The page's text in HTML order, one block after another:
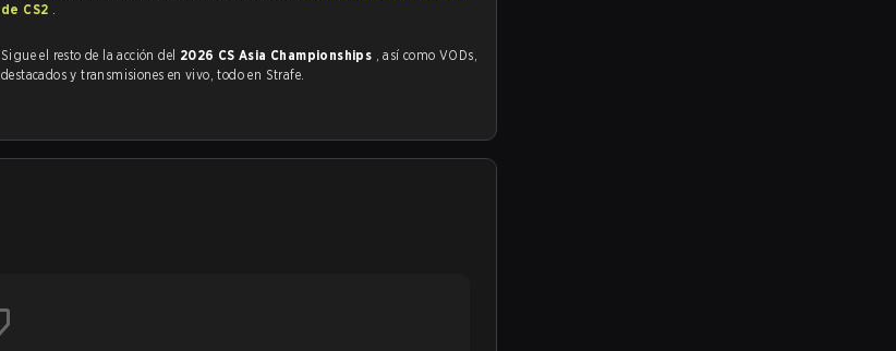
de CS2 .
Sigue el resto de la acción del 2026 CS Asia Championships , así como VODs,
destacados y transmisiones en vivo, todo en Strafe.